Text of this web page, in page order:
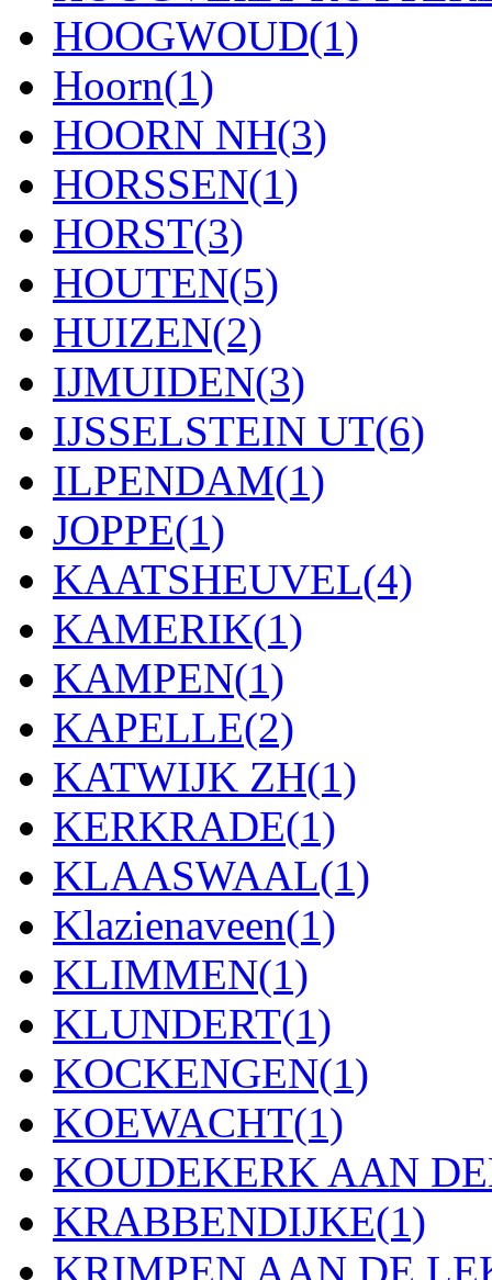
HOOGWOUD(1)
Hoorn(1)
HOORN NH(3)
HORSSEN(1)
HORST(3)
HOUTEN(5)
HUIZEN(2)
IJMUIDEN(3)
IJSSELSTEIN UT(6)
ILPENDAM(1)
JOPPE(1)
KAATSHEUVEL(4)
KAMERIK(1)
KAMPEN(1)
KAPELLE(2)
KATWIJK ZH(1)
KERKRADE(1)
KLAASWAAL(1)
Klazienaveen(1)
KLIMMEN(1)
KLUNDERT(1)
KOCKENGEN(1)
KOEWACHT(1)
KOUDEKERK AAN
KRABBENDIJKE(1)
KRIMPEN AAN DE